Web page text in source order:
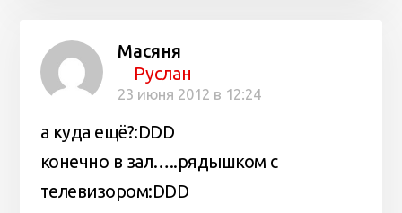
Масяня
Руслан
23 июня 2012 в 12:24
а куда ещё?:DDD
конечно в зал…..рядышком с
телевизором:DDD